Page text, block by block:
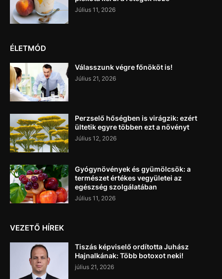
Július 11, 2026
ÉLETMÓD
Válasszunk végre főnököt is!
Július 21, 2026
Perzselő hőségben is virágzik: ezért
ültetik egyre többen ezt a növényt
Július 12, 2026
Gyógynövények és gyümölcsök: a
természet értékes vegyületei az
egészség szolgálatában
Július 11, 2026
VEZETŐ HÍREK
Tiszás képviselő ordította Juhász
Hajnalkának: Több botoxot neki!
július 21, 2026